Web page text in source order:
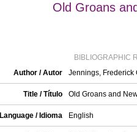
Old Groans
BIBLIOGRAPHIC
Author / Autor
Jennings, Frederick
Title / Título Old Groans and
Language / Idioma English